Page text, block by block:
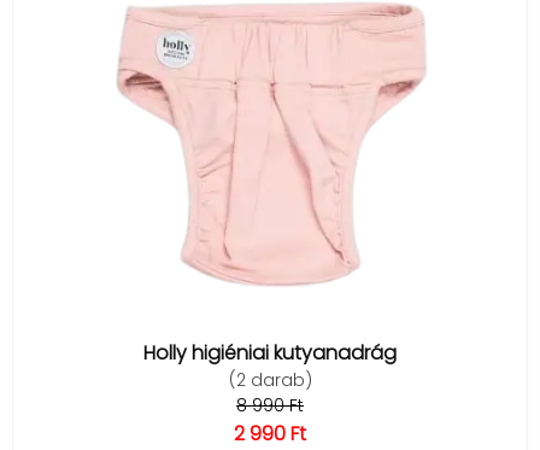
Holly higiéniai kutyanadrág
(2 darab)
8 990 Ft
2 990 Ft